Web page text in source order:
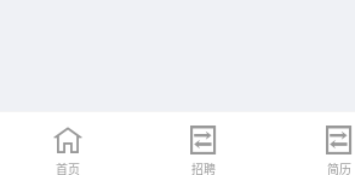
首页 招聘 简历
首页 招聘 简历